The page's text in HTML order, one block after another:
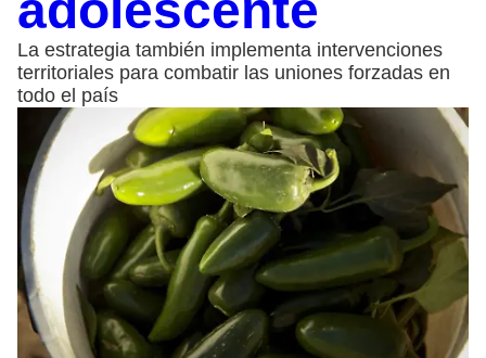
La estrategia también implementa intervenciones
territoriales para combatir las uniones forzadas en
todo el país